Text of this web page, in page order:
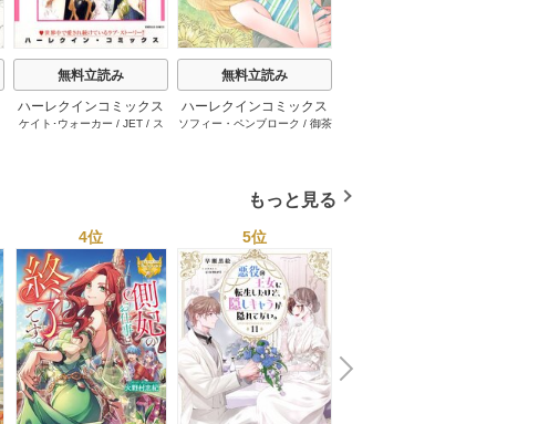
無料立読み
ハーレクインコミックス
セット 2026年 vol.1001
ケイト･ウォーカー / JET/ ス
無料立読み
ハーレクインコミックス
セット 2026年 vol.1062
ソフィー・ペンブローク / 御茶
一ノ関りん子
もっと見る
4位 5位
N
e
x
t